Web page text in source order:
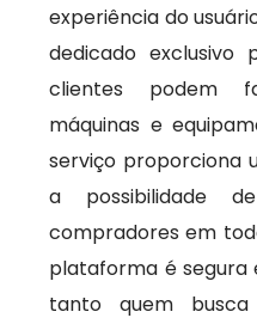
experiência do
dedicado exclusivo
clientes podem
máquinas e
serviço proporciona
a possibilidade
compradores em
plataforma é segura
tanto quem busca